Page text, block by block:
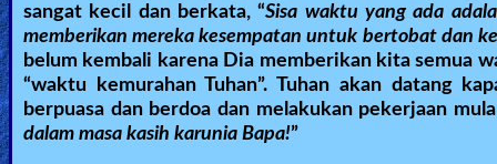
sangat kecil dan berkata, “Sisa waktu yang ada
memberikan mereka kesempatan untuk bertobat dan
belum kembali karena Dia memberikan kita semua
“waktu kemurahan Tuhan”. Tuhan akan datang
berpuasa dan berdoa dan melakukan pekerjaan
dalam masa kasih karunia Bapa!”